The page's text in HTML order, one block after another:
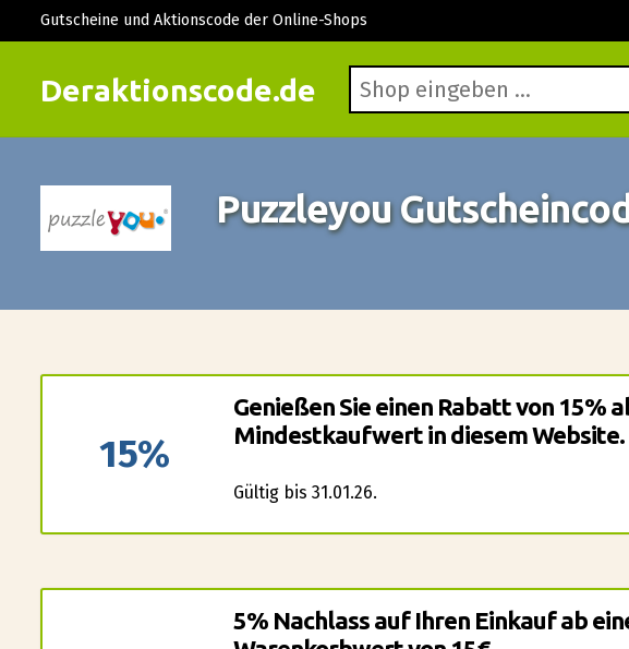
Deraktionscode.de
Gutscheine und Aktionscode der Online-Shops
Puzzleyou
15%
Genießen Sie einen Rabatt von 15%
Mindestkaufwert in diesem Website.
Gültig bis 31.01.26.
5% Nachlass auf Ihren Einkauf ab